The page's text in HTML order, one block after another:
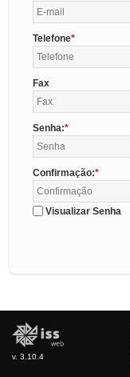
Telefone
Fax
Senha:
Confirmação:
Visualizar Senha
v. 3.10.4